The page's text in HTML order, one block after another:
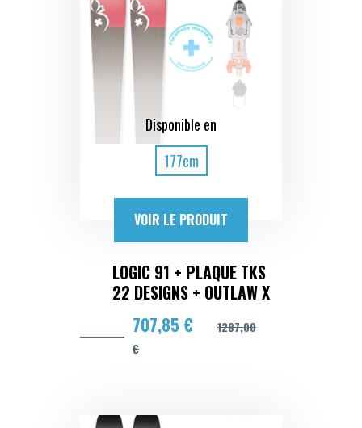
Disponible en
177cm
VOIR LE PRODUIT
LOGIC 91 + PLAQUE TKS
22 DESIGNS + OUTLAW X
707,85 €
1287,00
€